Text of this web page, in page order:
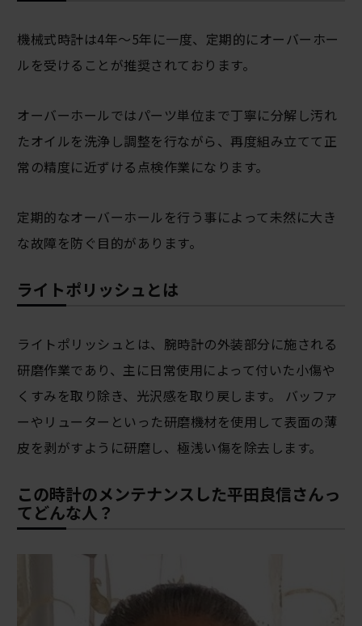
機械式時計は4年～5年に一度、定期的にオーバーホー
ルを受けることが推奨されております。
オーバーホールではパーツ単位まで丁寧に分解し汚れ
たオイルを洗浄し調整を行ながら、再度組み立てて正
常の精度に近ずける点検作業になります。
定期的なオーバーホールを行う事によって未然に大き
な故障を防ぐ目的があります。
ライトポリッシュとは
ライトポリッシュとは、腕時計の外装部分に施される
研磨作業であり、主に日常使用によって付いた小傷や
くすみを取り除き、光沢感を取り戻します。 バッファ
ーやリューターといった研磨機材を使用して表面の薄
皮を剥がすように研磨し、極浅い傷を除去します。
この時計のメンテナンスした平田良信さんっ
てどんな人？